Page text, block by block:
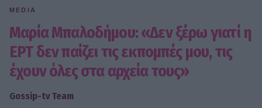
MEDIA
Μαρία Μπαλοδήμου: «Δεν ξέρω γιατί η
ΕΡΤ δεν παίζει τις εκπομπές μου, τις
έχουν όλες στα αρχεία τους»
Gossip-tv Team